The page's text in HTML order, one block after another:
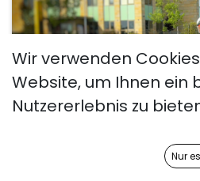
Einzel-
Wir verwenden
Website, um Ihnen ein
Nutzererlebnis zu
Nur